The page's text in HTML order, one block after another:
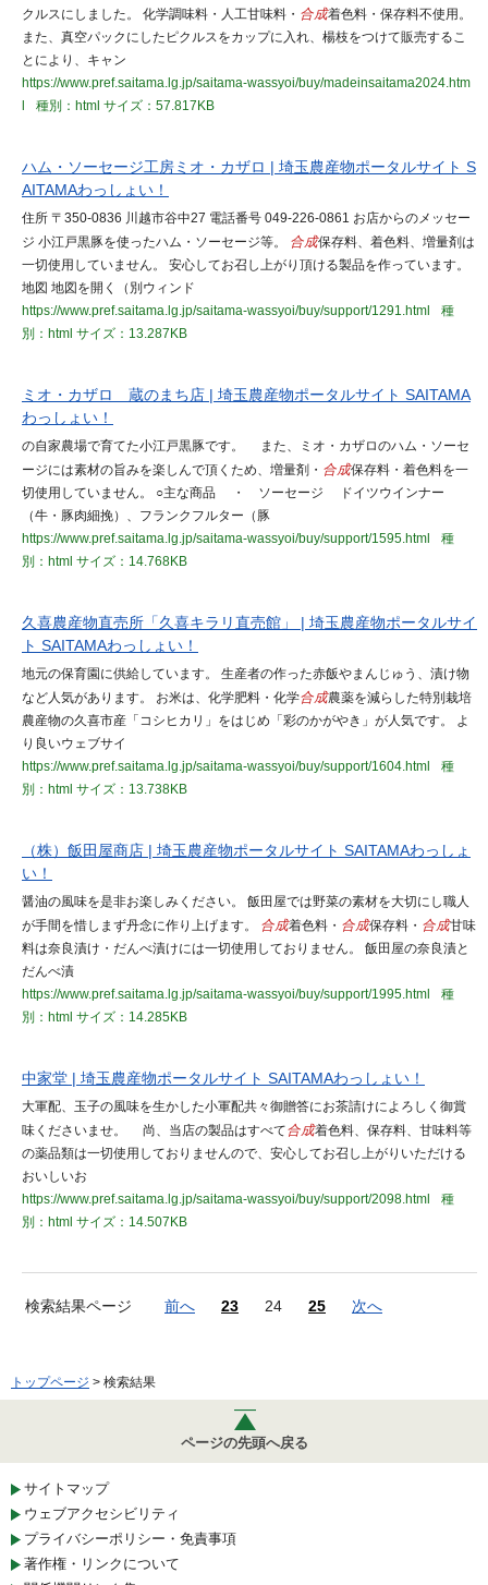
クルスにしました。 化学調味料・人工甘味料・ 合成着色料・保存料不使用。
また、真空パックにしたピクルスをカップに入れ、楊枝をつけて販売するこ
とにより、キャン
https://www.pref.saitama.lg.jp/saitama-wassyoi/buy/madeinsaitama2024.htm
種別：html サイズ：57.817KB
ハム・ソーセージ工房ミオ・カザロ | 埼玉農産物ポータルサイト S
AITAMAわっしょい！
住所 〒350-0836 川越市谷中27 電話番号 049-226-0861 お店からのメッセー
ジ 小江戸黒豚を使ったハム・ソーセージ等。 合成保存料、着色料、増量剤は
一切使用していません。 安心してお召し上がり頂ける製品を作っています。
地図 地図を開く（別ウィンド
https://www.pref.saitama.lg.jp/saitama-wassyoi/buy/support/1291.html
種
別：html サイズ：13.287KB
ミオ・カザロ 蔵のまち店 | 埼玉農産物ポータルサイト SAITAMA
わっしょい！
の自家農場で育てた小江戸黒豚です。 また、ミオ・カザロのハム・ソーセ
ージには素材の旨みを楽しんで頂くため、増量剤・ 合成保存料・着色料を一
切使用していません。 ○主な商品 ・ ソーセージ ドイツウインナー
（牛・豚肉細挽）、フランクフルター（豚
https://www.pref.saitama.lg.jp/saitama-wassyoi/buy/support/1595.html
種
別：html サイズ：14.768KB
久喜農産物直売所「久喜キラリ直売館」 | 埼玉農産物ポータルサイ
ト SAITAMAわっしょい！
地元の保育園に供給しています。 生産者の作った赤飯やまんじゅう、漬け物
など人気があります。 お米は、化学肥料・化学合成農薬を減らした特別栽培
農産物の久喜市産「コシヒカリ」をはじめ「彩のかがやき」が人気です。 よ
り良いウェブサイ
https://www.pref.saitama.lg.jp/saitama-wassyoi/buy/support/1604.html
種
別：html サイズ：13.738KB
（株）飯田屋商店 | 埼玉農産物ポータルサイト SAITAMAわっしょ
い！
醤油の風味を是非お楽しみください。 飯田屋では野菜の素材を大切にし職人
が手間を惜しまず丹念に作り上げます。 合成着色料・ 合成保存料・ 合成甘味
料は奈良漬け・だんべ漬けには一切使用しておりません。 飯田屋の奈良漬と
だんべ漬
https://www.pref.saitama.lg.jp/saitama-wassyoi/buy/support/1995.html
種
別：html サイズ：14.285KB
中家堂 | 埼玉農産物ポータルサイト SAITAMAわっしょい！
大軍配、玉子の風味を生かした小軍配共々御贈答にお茶請けによろしく御賞
味くださいませ。 尚、当店の製品はすべて合成着色料、保存料、甘味料等
の薬品類は一切使用しておりませんので、安心してお召し上がりいただける
おいしいお
https://www.pref.saitama.lg.jp/saitama-wassyoi/buy/support/2098.html
種
別：html サイズ：14.507KB
検索結果ページ 前へ 23 24 25 次へ
トップページ > 検索結果
ページの先頭へ戻る
サイトマップ
ウェブアクセシビリティ
プライバシーポリシー・免責事項
著作権・リンクについて